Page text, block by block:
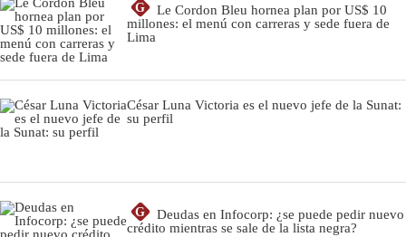
G
Le Cordon Bleu hornea plan por US$ 10
millones: el menú con carreras y sede fuera de
Lima
César Luna Victoria es el nuevo jefe de la Sunat:
su perfil
G
Deudas en Infocorp: ¿se puede pedir nuevo
crédito mientras se sale de la lista negra?